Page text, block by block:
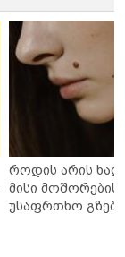
როდის არის
მისი მოშორების
უსაფრთხო გზები